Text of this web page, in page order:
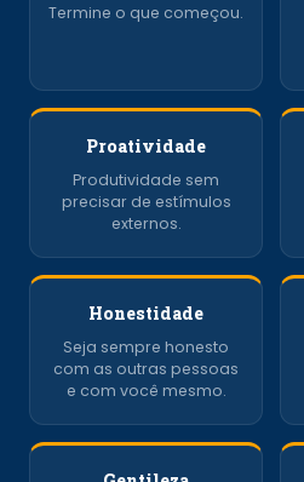
Termine o que começou.
Proatividade
Produtividade sem
precisar de estímulos
externos.
Honestidade
Seja sempre honesto
com as outras pessoas
e com você mesmo.